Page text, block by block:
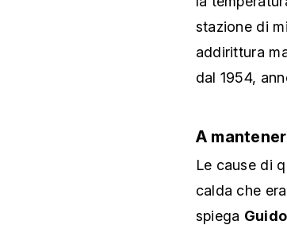
stazione di
addirittura
dal 1954,
A
Le cause di
calda che
spiega